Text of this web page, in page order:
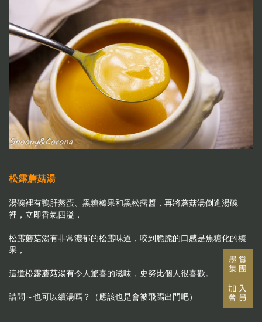
松露蘑菇湯
湯碗裡有鴨肝蒸蛋、黑糖榛果和黑松露醬，再將蘑菇湯倒進湯碗
裡，立即香氣四溢，
松露蘑菇湯有非常濃郁的松露味道，咬到脆脆的口感是焦糖化的榛
果，
這道松露蘑菇湯有令人驚喜的滋味，史努比個人很喜歡。
請問～也可以續湯嗎？（應該也是會被飛踢出門吧）